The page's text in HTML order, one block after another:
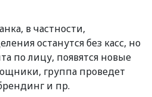
в частности,
останутся без касс, но
по лицу, появятся новые
группа проведет
и пр.